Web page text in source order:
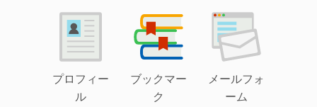
プロフィー
ル
ブックマー
ク
メールフォ
ーム